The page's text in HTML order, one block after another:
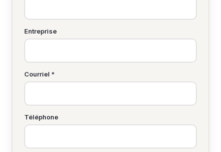
Entreprise
Courriel *
Téléphone